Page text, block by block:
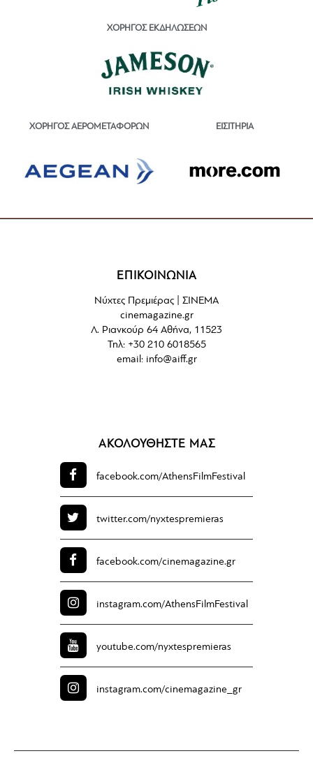
ΧΟΡΗΓΟΣ ΕΚΔΗΛΩΣΕΩΝ
ΧΟΡΗΓΟΣ ΑΕΡΟΜΕΤΑΦΟΡΩΝ ΕΙΣΙΤΗΡΙΑ
ΕΠΙΚΟΙΝΩΝΙΑ
Νύχτες Πρεμιέρας | ΣΙΝΕΜΑ
cinemagazine.gr
Λ. Ριανκούρ 64 Αθήνα, 11523
Τηλ: +30 210 6018565
email: info@aiff.gr
ΑΚΟΛΟΥΘΗΣΤΕ ΜΑΣ
facebook.com/AthensFilmFestival
twitter.com/nyxtespremieras
facebook.com/cinemagazine.gr
instagram.com/AthensFilmFestival
youtube.com/nyxtespremieras
instagram.com/cinemagazine_gr